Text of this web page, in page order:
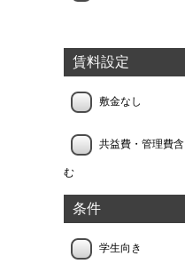
賃料設定
敷金なし
共益費・管理費含
む
条件
学生向き